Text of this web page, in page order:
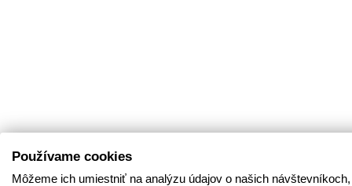
Používame cookies
Môžeme ich umiestniť na analýzu údajov o našich